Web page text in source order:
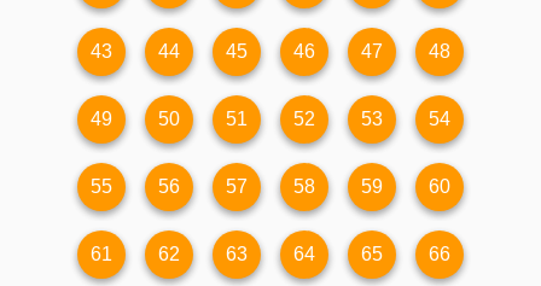
43 44 45 46 47 48
49 50 51 52 53 54
55 56 57 58 59 60
61 62 63 64 65 66